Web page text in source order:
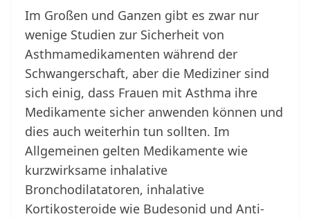
Im Großen und Ganzen gibt es zwar nur
wenige Studien zur Sicherheit von
Asthmamedikamenten während der
Schwangerschaft, aber die Mediziner sind
sich einig, dass Frauen mit Asthma ihre
Medikamente sicher anwenden können und
dies auch weiterhin tun sollten. Im
Allgemeinen gelten Medikamente wie
kurzwirksame inhalative
Bronchodilatatoren, inhalative
Kortikosteroide wie Budesonid und Anti-